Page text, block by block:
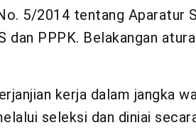
5/2014 tentang Aparatur
PPPK. Belakangan
kerja dalam jangka
seleksi dan diniai